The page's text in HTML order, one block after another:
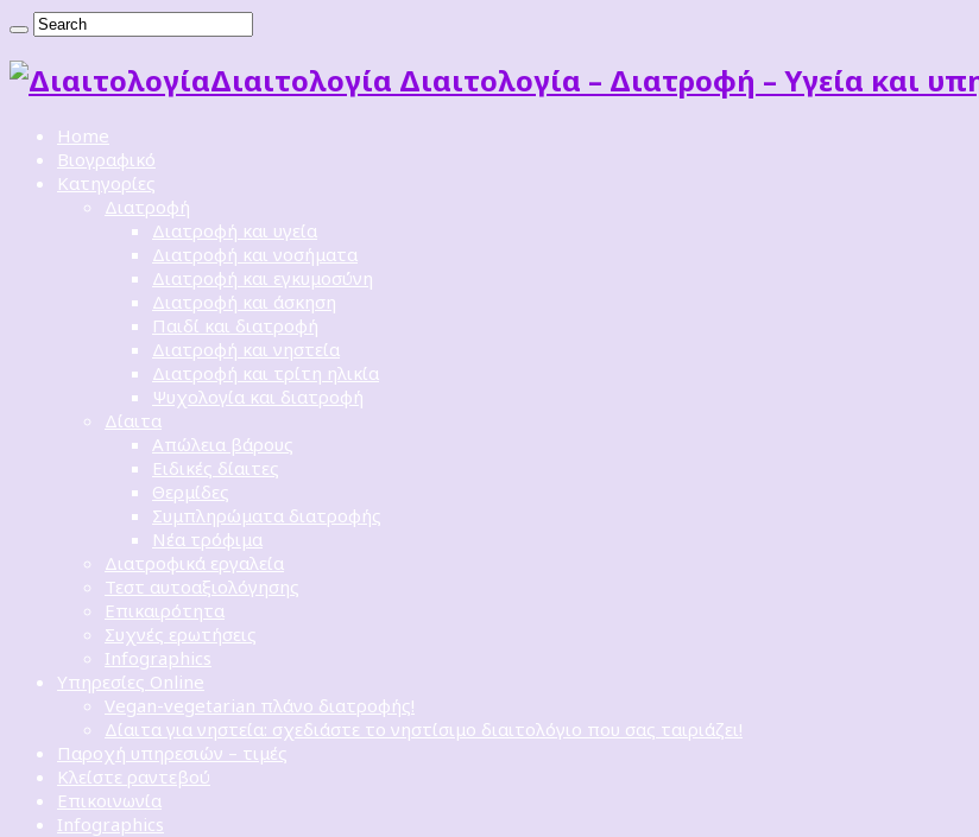
Διαιτoλογία Διαιτολογία – Διατροφή – Υγεία και
Home
Βιογραφικό
Κατηγορίες
Διατροφή
Διατροφή και υγεία
Διατροφή και νοσήματα
Διατροφή και εγκυμοσύνη
Διατροφή και άσκηση
Παιδί και διατροφή
Διατροφή και νηστεία
Διατροφή και τρίτη ηλικία
Ψυχολογία και διατροφή
Δίαιτα
Απώλεια βάρους
Ειδικές δίαιτες
Θερμίδες
Συμπληρώματα διατροφής
Νέα τρόφιμα
Διατροφικά εργαλεία
Τεστ αυτοαξιολόγησης
Επικαιρότητα
Συχνές ερωτήσεις
Infographics
Υπηρεσίες Online
Vegan-vegetarian πλάνο διατροφής!
Δίαιτα για νηστεία: σχεδιάστε το νηστίσιμο διαιτολόγιο που σας ταιριάζει!
Παροχή υπηρεσιών – τιμές
Κλείστε ραντεβού
Επικοινωνία
Infographics